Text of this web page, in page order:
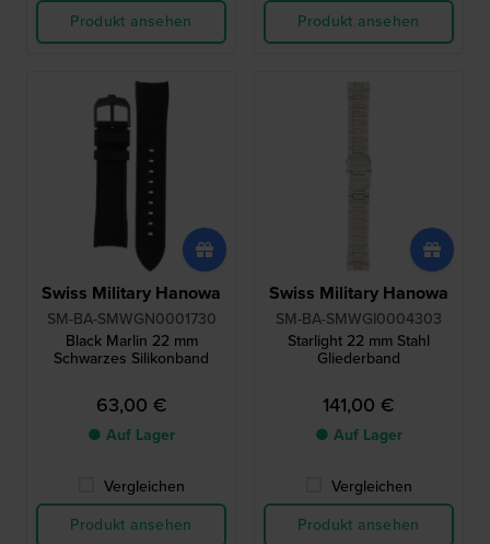
Produkt ansehen
Produkt ansehen
Swiss Military Hanowa
SM-BA-SMWGN0001730
Black Marlin 22 mm
Schwarzes Silikonband
63,00 €
● Auf Lager
Vergleichen
Produkt ansehen
Swiss Military Hanowa
SM-BA-SMWGI0004303
Starlight 22 mm Stahl
Gliederband
141,00 €
● Auf Lager
Vergleichen
Produkt ansehen